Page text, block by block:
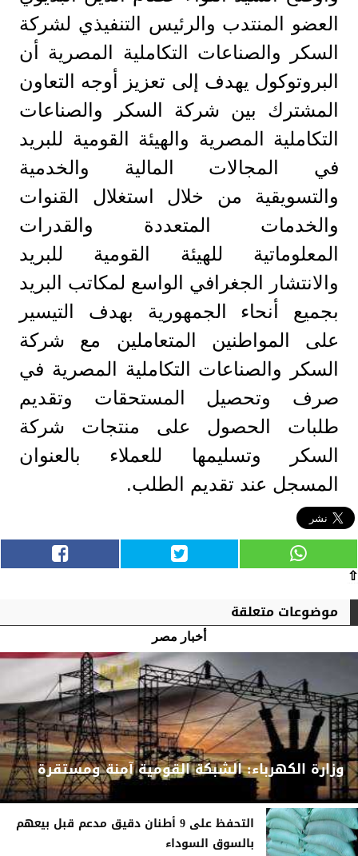
العضو المنتدب والرئيس التنفيذي لشركة
السكر والصناعات التكاملية المصرية أن
البروتوكول يهدف إلى تعزيز أوجه التعاون
المشترك بين شركة السكر والصناعات
التكاملية المصرية والهيئة القومية للبريد
في المجالات المالية والخدمية
والتسويقية من خلال استغلال القنوات
والخدمات المتعددة والقدرات
المعلوماتية للهيئة القومية للبريد
والانتشار الجغرافي الواسع لمكاتب البريد
بجميع أنحاء الجمهورية بهدف التيسير
على المواطنين المتعاملين مع شركة
السكر والصناعات التكاملية المصرية في
صرف وتحصيل المستحقات وتقديم
طلبات الحصول على منتجات شركة
السكر وتسليمها للعملاء بالعنوان
المسجل عند تقديم الطلب.
⇧
موضوعات متعلقة
أخبار مصر
وزارة الكهرباء: الشبكة القومية آمنة ومستقرة
الأحد، 1 مارس 2026 04:24 صـ
التحفظ على 9 أطنان دقيق مدعم قبل بيعهم
بالسوق السوداء